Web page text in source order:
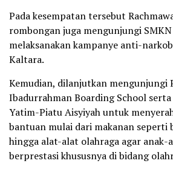
Pada kesempatan tersebut
rombongan juga mengunjungi
melaksanakan kampanye anti-
Kaltara.
Kemudian, dilanjutkan mengunjungi
Ibadurrahman Boarding School
Yatim-Piatu Aisyiyah untuk
bantuan mulai dari makanan seperti
hingga alat-alat olahraga agar anak-
berprestasi khususnya di bidang